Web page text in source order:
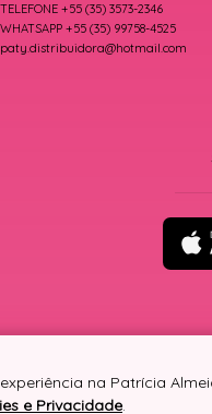
TELEFONE +55 (35) 3573-2346
WHATSAPP +55 (35) 99758-4525
paty.distribuidora@hotmail.com
na Patrícia
e Privacidade.